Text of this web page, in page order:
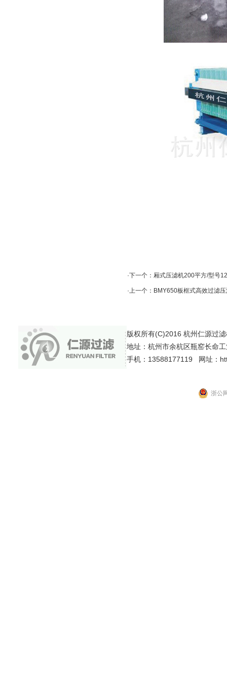
·下一个： 厢式压滤机200平方/型号
·上一个： BMY650板框式高效过滤
版权所有(C)2016 杭州仁源过
地址：杭州市余杭区瓶窑长命
手机：13588177119 网址：
浙公